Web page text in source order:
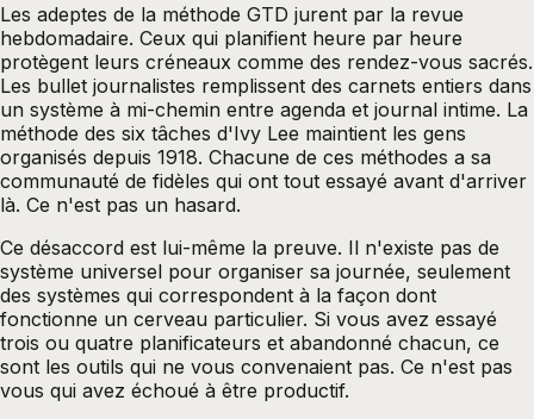
Les adeptes de la méthode GTD jurent par la revue
hebdomadaire. Ceux qui planifient heure par heure
protègent leurs créneaux comme des rendez-vous sacrés.
Les bullet journalistes remplissent des carnets entiers dans
un système à mi-chemin entre agenda et journal intime. La
méthode des six tâches d'Ivy Lee maintient les gens
organisés depuis 1918. Chacune de ces méthodes a sa
communauté de fidèles qui ont tout essayé avant d'arriver
là. Ce n'est pas un hasard.
Ce désaccord est lui-même la preuve. Il n'existe pas de
système universel pour organiser sa journée, seulement
des systèmes qui correspondent à la façon dont
fonctionne un cerveau particulier. Si vous avez essayé
trois ou quatre planificateurs et abandonné chacun, ce
sont les outils qui ne vous convenaient pas. Ce n'est pas
vous qui avez échoué à être productif.